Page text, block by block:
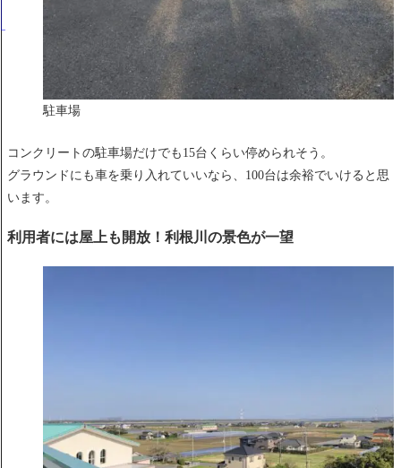
駐車場
コンクリートの駐車場だけでも15台くらい停められそう。
グラウンドにも車を乗り入れていいなら、100台は余裕でいけると思
います。
利用者には屋上も開放！利根川の景色が一望